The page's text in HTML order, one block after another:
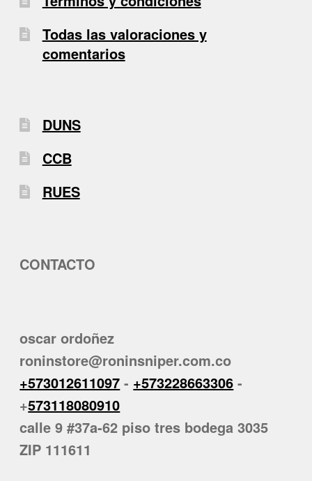
Todas las valoraciones y
comentarios
DUNS
CCB
RUES
CONTACTO
oscar ordoñez
roninstore@roninsniper.com.co
+573012611097 - +573228663306 -
+573118080910
calle 9 #37a-62 piso tres bodega 3035
ZIP 111611